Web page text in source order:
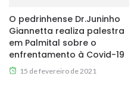
O pedrinhense Dr.Juninho
Giannetta realiza palestra
em Palmital sobre o
enfrentamento à Covid-19
15 de fevereiro de 2021